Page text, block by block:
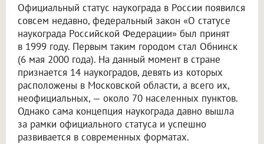
Официальный статус наукограда в России появился
совсем недавно, федеральный закон «О статусе
наукограда Российской Федерации» был принят
в 1999 году. Первым таким городом стал Обнинск
(6 мая 2000 года). На данный момент в стране
признается 14 наукоградов, девять из которых
расположены в Московской области, а всего их,
неофициальных, — около 70 населенных пунктов.
Однако сама концепция наукограда давно вышла
за рамки официального статуса и успешно
развивается в современных форматах.